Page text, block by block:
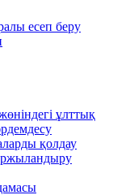
есеп беру
ұлттық
қолдау